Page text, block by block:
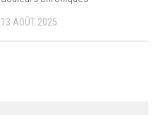
13 AOÛT 2025